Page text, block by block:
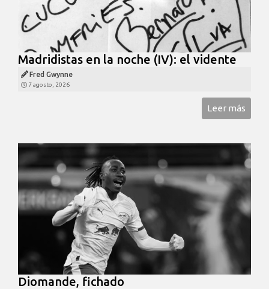
Madridistas en la noche (IV): el vidente
Fred Gwynne
7 agosto, 2026
Leer más
Diomande, fichado